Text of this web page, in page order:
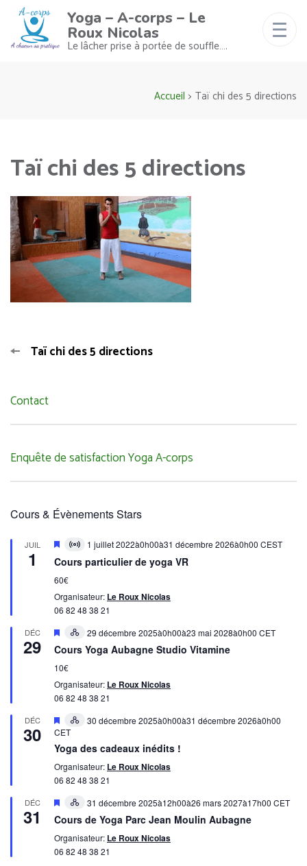
Yoga – A-corps – Le
Roux Nicolas
Le lâcher prise à portée de souffle….
Accueil > Taï chi des 5 directions
Taï chi des 5 directions
Taï chi des 5 directions
Contact
Enquête de satisfaction Yoga A-corps
Cours & Évènements Stars
JUIL
1
Mis
avant
Virtual
évènement
1 juillet 2022à0h00à31 décembre 2026à0h00 CEST
Cours particulier de yoga VR
60€
Organisateur: Le Roux Nicolas
06 82 48 38 21
DÉC
29
Mis
avant
Hybrid
évènement
29 décembre 2025à0h00à23 mai 2028à0h00 CET
Cours Yoga Aubagne Studio Vitamine
10€
Organisateur: Le Roux Nicolas
06 82 48 38 21
DÉC
30
Mis
en Hybrid30 décembre 2025à0h00à31 décembre 2026à0h00
CET
Yoga des cadeaux inédits !
Organisateur: Le Roux Nicolas
06 82 48 38 21
DÉC
31
Mis
avant
Hybrid
évènement
31 décembre 2025à12h00à26 mars 2027à17h00 CET
Cours de Yoga Parc Jean Moulin Aubagne
Organisateur: Le Roux Nicolas
06 82 48 38 21